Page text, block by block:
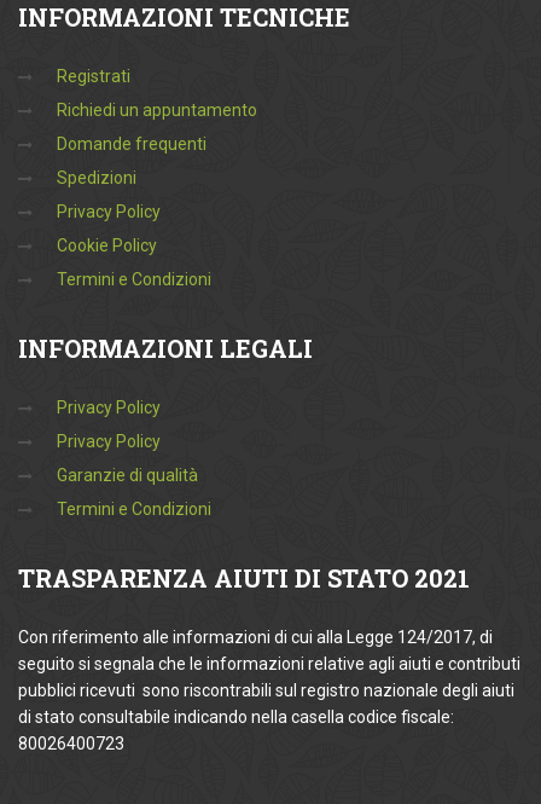
INFORMAZIONI TECNICHE
Registrati
Richiedi un appuntamento
Domande frequenti
Spedizioni
Privacy Policy
Cookie Policy
Termini e Condizioni
INFORMAZIONI LEGALI
Privacy Policy
Privacy Policy
Garanzie di qualità
Termini e Condizioni
TRASPARENZA AIUTI DI STATO 2021
Con riferimento alle informazioni di cui alla Legge 124/2017, di
seguito si segnala che le informazioni relative agli aiuti e contributi
pubblici ricevuti sono riscontrabili sul registro nazionale degli aiuti
di stato consultabile indicando nella casella codice fiscale:
80026400723